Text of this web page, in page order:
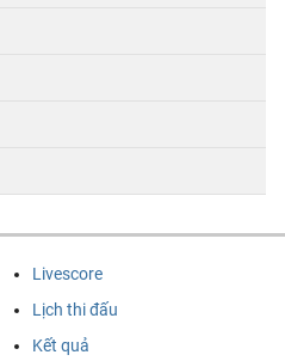
Livescore
Lịch thi đấu
Kết quả